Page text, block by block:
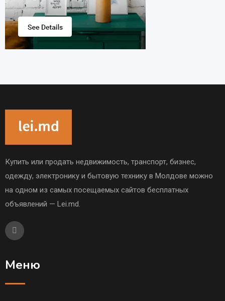
Купить или продать недвижимость, транспорт, бизнес,
одежду, электронику и бытовую технику в Молдове можно
на одном из самых посещаемых сайтов бесплатных
объявлений — Lei.md.
Меню